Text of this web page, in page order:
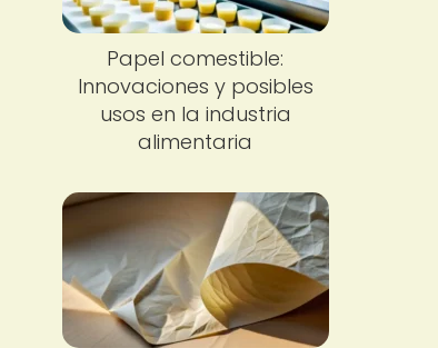
Papel comestible:
Innovaciones y posibles
usos en la industria
alimentaria